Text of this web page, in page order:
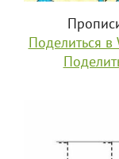
Поделиться в